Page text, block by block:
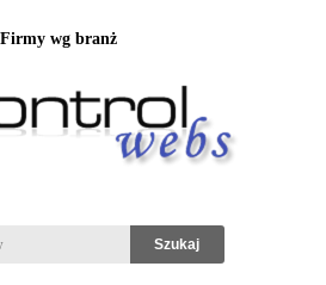
Firmy wg branż